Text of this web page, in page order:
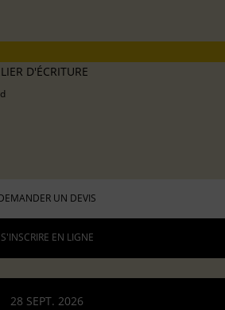
D'ÉCRITURE
UN DEVIS
S'INSCRIRE EN LIGNE
28 SEPT. 2026